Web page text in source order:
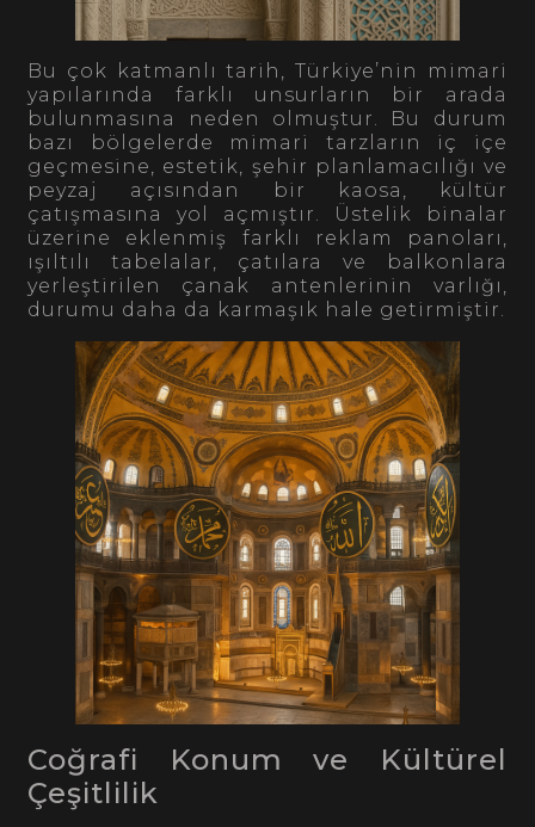
Bu çok katmanlı tarih, Türkiye’nin mimari
yapılarında farklı unsurların bir arada
bulunmasına neden olmuştur. Bu durum
bazı bölgelerde mimari tarzların iç içe
geçmesine, estetik, şehir planlamacılığı ve
peyzaj açısından bir kaosa, kültür
çatışmasına yol açmıştır. Üstelik binalar
üzerine eklenmiş farklı reklam panoları,
ışıltılı tabelalar, çatılara ve balkonlara
yerleştirilen çanak antenlerinin varlığı,
durumu daha da karmaşık hale getirmiştir.
Coğrafi Konum ve Kültürel
Çeşitlilik